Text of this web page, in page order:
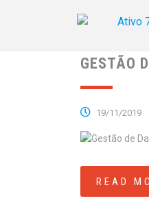
GESTÃO
19/11/2019
READ